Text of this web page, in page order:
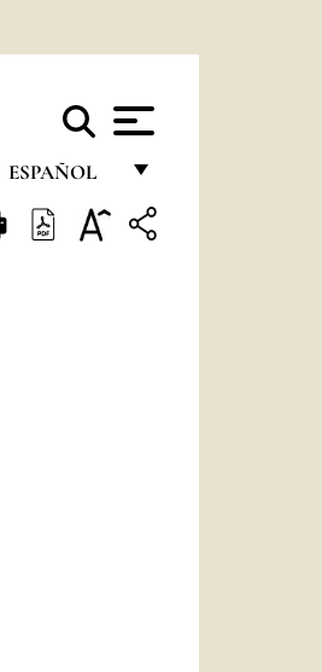
ESPAÑOL
FRANÇAIS